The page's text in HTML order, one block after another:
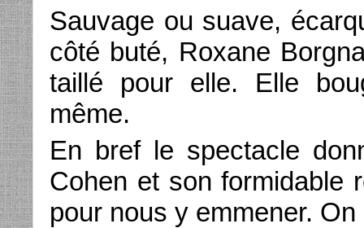
Sauvage ou suave,
côté buté, Roxane
taillé pour elle. Elle
même.
En bref le spectacle
Cohen et son formidable
pour nous y emmener.